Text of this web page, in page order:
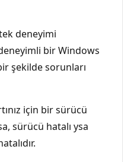
deneyimi
bir Windows
şekilde sorunları
için bir sürücü
sürücü hatalı ysa